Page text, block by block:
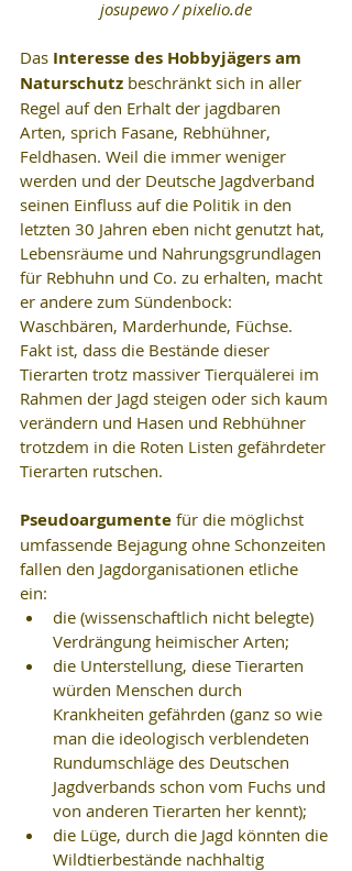
josupewo / pixelio.de
Das Interesse des Hobbyjägers am
Naturschutz beschränkt sich in aller
Regel auf den Erhalt der jagdbaren
Arten, sprich Fasane, Rebhühner,
Feldhasen. Weil die immer weniger
werden und der Deutsche Jagdverband
seinen Einfluss auf die Politik in den
letzten 30 Jahren eben nicht genutzt hat,
Lebensräume und Nahrungsgrundlagen
für Rebhuhn und Co. zu erhalten, macht
er andere zum Sündenbock:
Waschbären, Marderhunde, Füchse.
Fakt ist, dass die Bestände dieser
Tierarten trotz massiver Tierquälerei im
Rahmen der Jagd steigen oder sich kaum
verändern und Hasen und Rebhühner
trotzdem in die Roten Listen gefährdeter
Tierarten rutschen.
Pseudoargumente für die möglichst
umfassende Bejagung ohne Schonzeiten
fallen den Jagdorganisationen etliche
ein:
die (wissenschaftlich nicht belegte)
Verdrängung heimischer Arten;
die Unterstellung, diese Tierarten
würden Menschen durch
Krankheiten gefährden (ganz so wie
man die ideologisch verblendeten
Rundumschläge des Deutschen
Jagdverbands schon vom Fuchs und
von anderen Tierarten her kennt);
die Lüge, durch die Jagd könnten die
Wildtierbestände nachhaltig